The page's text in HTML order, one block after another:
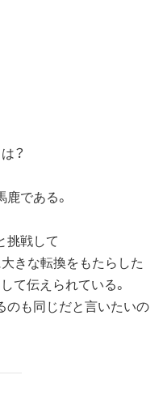
？
である。
挑戦して
きな転換をもたらした
て伝えられている。
のも同じだと言いたいの